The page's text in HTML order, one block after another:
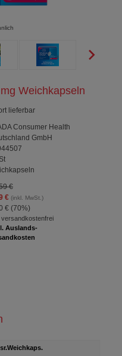
Weichkapseln
lieferbar
Consumer Health
GmbH
St
€
€(inkl. MwSt.)
€ (70%)
versandkostenfrei
Auslands-